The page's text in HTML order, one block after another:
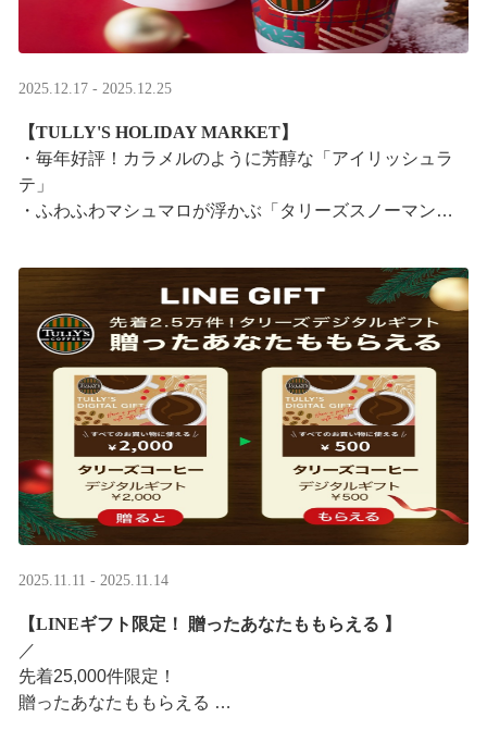
2025.12.17 - 2025.12.25
【TULLY'S HOLIDAY MARKET】
・毎年好評！カラメルのように芳醇な「アイリッシュラ
テ」
・ふわふわマシュマロが浮かぶ「タリーズスノーマンラ
特別なドリンクと一緒に、クリスマス気分をお楽しみく
ださい。
2025.11.11 - 2025.11.14
【LINEギフト限定！ 贈ったあなたももらえる ​】
／ ​
先着25,000件限定！​
贈ったあなたももらえる ​